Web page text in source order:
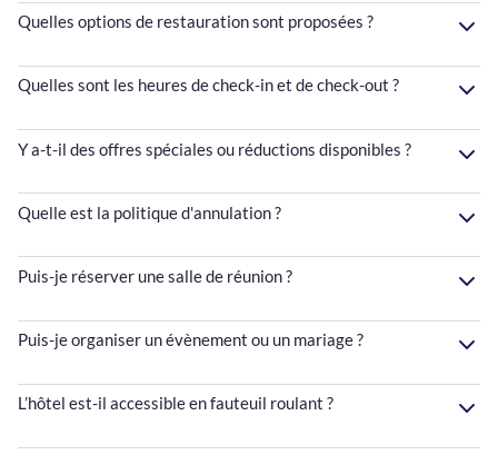
Quelles options de restauration sont proposées ?
Quelles sont les heures de check-in et de check-out ?
Y a-t-il des offres spéciales ou réductions disponibles ?
Quelle est la politique d'annulation ?
Puis-je réserver une salle de réunion ?
Puis-je organiser un évènement ou un mariage ?
L’hôtel est-il accessible en fauteuil roulant ?